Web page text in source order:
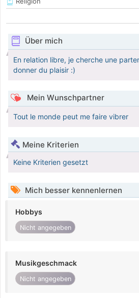
Über mich
En relation libre, je cherche une
donner du plaisir :)
Mein Wunschpartner
Tout le monde peut me faire vibrer
Meine Kriterien
Keine Kriterien gesetzt
Mich besser kennenlernen
Hobbys
Nicht angegeben
Musikgeschmack
Nicht angegeben